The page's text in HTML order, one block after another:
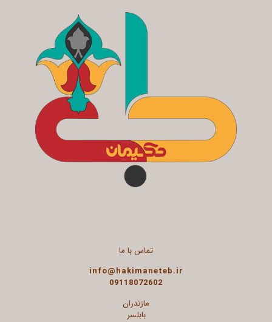
تماس با ما
info@hakimaneteb.ir
09118072602
مازندران
بابلسر